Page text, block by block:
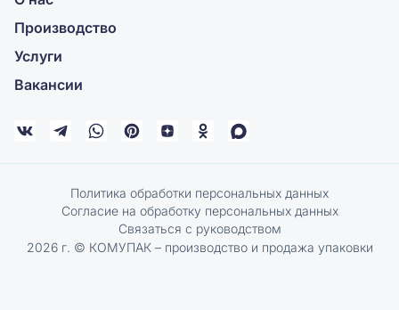
Производство
Услуги
Вакансии
Политика обработки персональных данных
Согласие на обработку персональных данных
Связаться с руководством
2026 г. © КОМУПАК – производство и продажа упаковки